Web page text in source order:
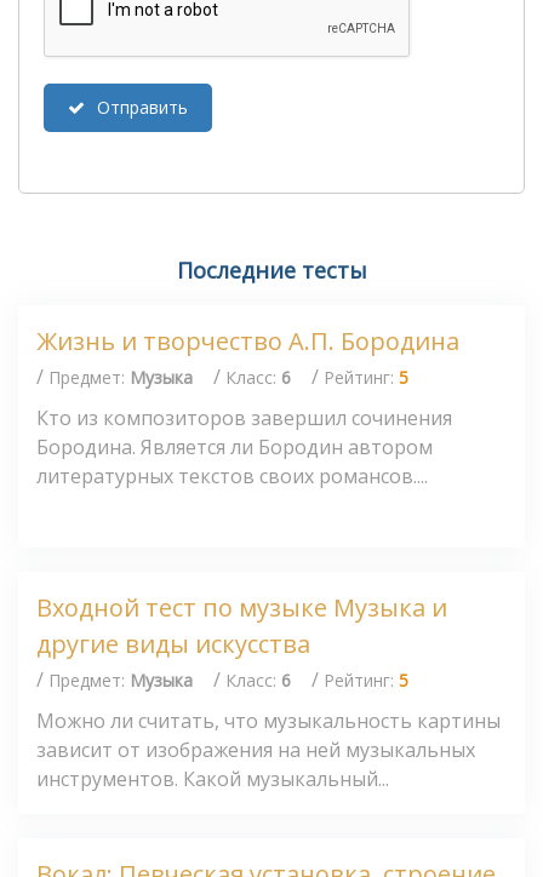
Отправить
Последние тесты
Жизнь и творчество А.П. Бородина
/ Предмет: Музыка / Класс: 6 / Рейтинг: 5
Кто из композиторов завершил сочинения
Бородина. Является ли Бородин автором
литературных текстов своих романсов....
Входной тест по музыке Музыка и
другие виды искусства
/ Предмет: Музыка / Класс: 6 / Рейтинг: 5
Можно ли считать, что музыкальность картины
зависит от изображения на ней музыкальных
инструментов. Какой музыкальный...